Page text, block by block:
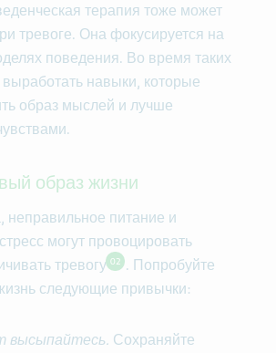
терапия тоже может
тревоге. Она фокусируется на
поведения. Во время таких
навыки, которые
образ мыслей и лучше
образ жизни
неправильное питание и
могут провоцировать
тревогу 02 . Попробуйте
следующие привычки:
высыпайтесь. Сохраняйте